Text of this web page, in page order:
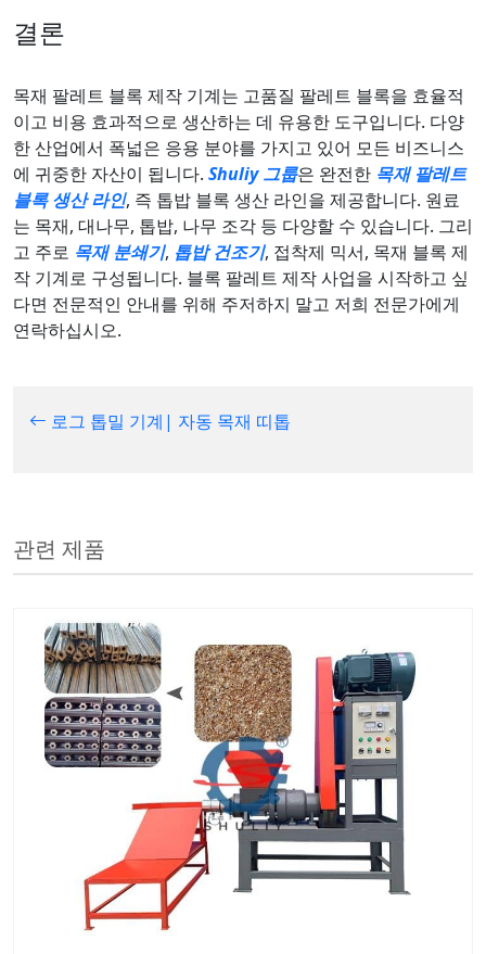
결론
목재 팔레트 블록 제작 기계는 고품질 팔레트 블록을 효율적
이고 비용 효과적으로 생산하는 데 유용한 도구입니다. 다양
한 산업에서 폭넓은 응용 분야를 가지고 있어 모든 비즈니스
에 귀중한 자산이 됩니다. Shuliy 그룹은 완전한 목재 팔레트
블록 생산 라인, 즉 톱밥 블록 생산 라인을 제공합니다. 원료
는 목재, 대나무, 톱밥, 나무 조각 등 다양할 수 있습니다. 그리
고 주로 목재 분쇄기, 톱밥 건조기, 접착제 믹서, 목재 블록 제
작 기계로 구성됩니다. 블록 팔레트 제작 사업을 시작하고 싶
다면 전문적인 안내를 위해 주저하지 말고 저희 전문가에게
연락하십시오.
로그 톱밀 기계| 자동 목재 띠톱
관련 제품